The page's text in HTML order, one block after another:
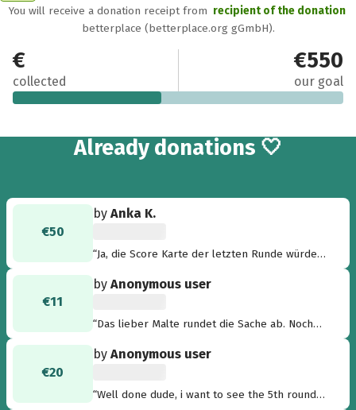
You will receive a donation receipt from recipient of the donation
betterplace (betterplace.org gGmbH).
€250
collected
€550
our goal
Already 17
donations 🤍
€50
byAnka K.
“Ja, die Score Karte der letzten Runde würde
€11
byAnonymous user
“Das lieber Malte rundet die Sache ab. Noch
€20
byAnonymous user
“Well done dude, i want to see the 5th round